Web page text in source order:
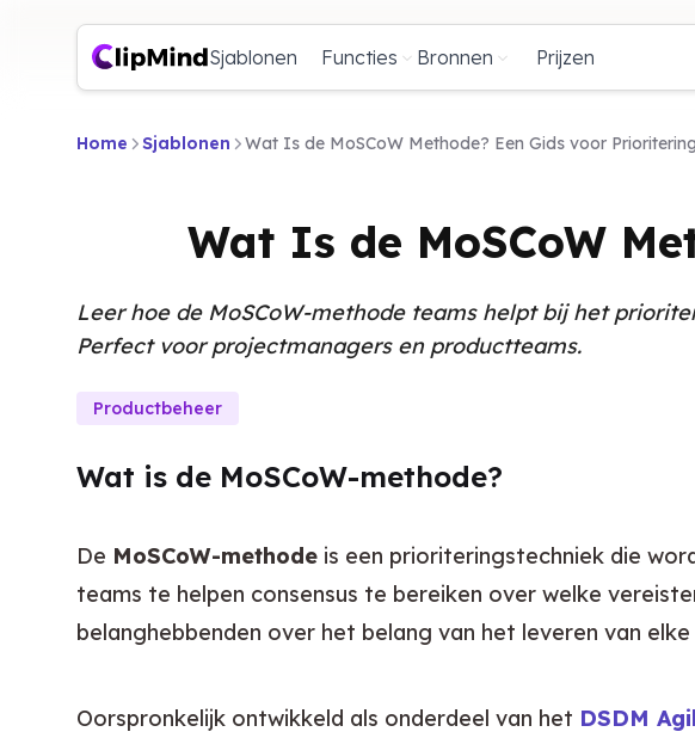
Sjablonen Functies Bronnen Prijzen
Home Sjablonen Wat Is de MoSCoW Methode? Een Gids voor Prioritering
Wat Is de MoSCoW
Leer hoe de MoSCoW-methode teams helpt bij het
Perfect voor projectmanagers en productteams.
Productbeheer
Wat is de MoSCoW-methode?
De MoSCoW-methode is een prioriteringstechniek die
teams te helpen consensus te bereiken over welke
belanghebbenden over het belang van het leveren van
Oorspronkelijk ontwikkeld als onderdeel van het DSDM